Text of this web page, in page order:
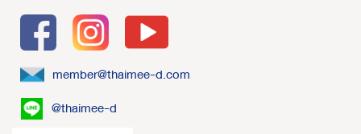
member@thaimee-d.com
@thaimee-d